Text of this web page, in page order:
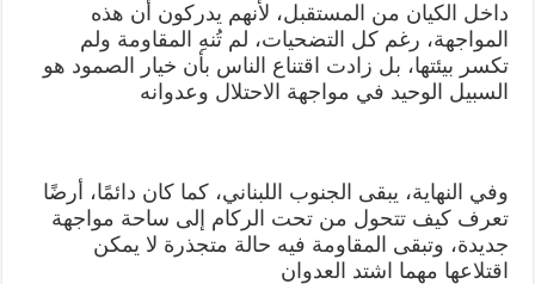
داخل الكيان من المستقبل، لأنهم يدركون أن هذه
المواجهة، رغم كل التضحيات، لم تُنهِ المقاومة ولم
تكسر بيئتها، بل زادت اقتناع الناس بأن خيار الصمود هو
السبيل الوحيد في مواجهة الاحتلال وعدوانه
وفي النهاية، يبقى الجنوب اللبناني، كما كان دائمًا، أرضًا
تعرف كيف تتحول من تحت الركام إلى ساحة مواجهة
جديدة، وتبقى المقاومة فيه حالة متجذرة لا يمكن
اقتلاعها مهما اشتد العدوان